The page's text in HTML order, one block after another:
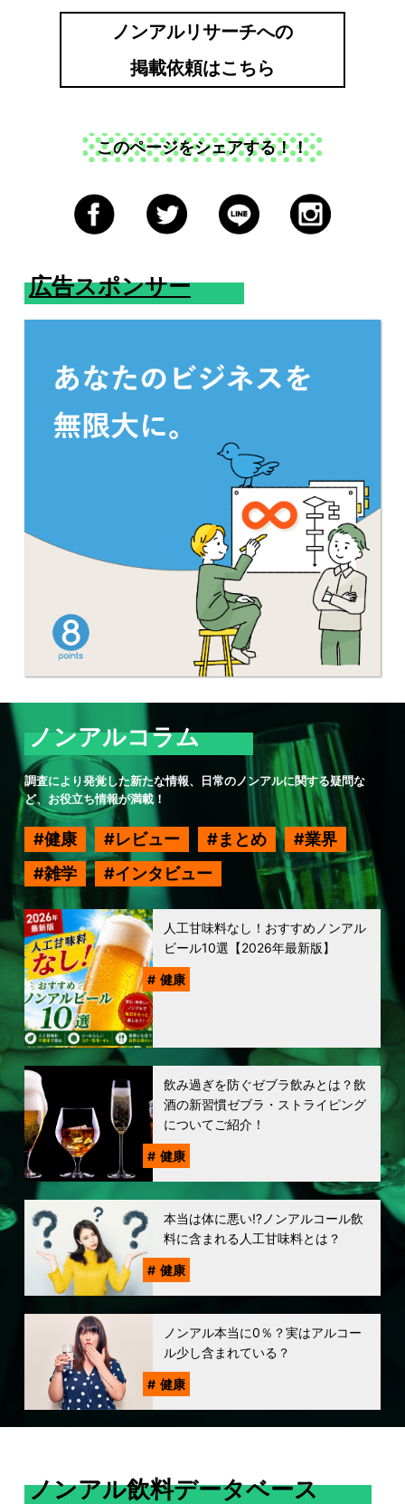
ノンアルリサーチへの
掲載依頼はこちら
このページをシェアする！！
広告スポンサー
ノンアルコラム
調査により発覚した新たな情報、日常のノンアルに関する疑問な
ど、お役立ち情報が満載！
健康 レビュー まとめ
業界
雑学
インタビュー
人工甘味料なし！おすすめノンアル
ビール10選【2026年最新版】
健康
飲み過ぎを防ぐゼブラ飲みとは？飲
酒の新習慣ゼブラ・ストライピング
についてご紹介！
健康
本当は体に悪い!?ノンアルコール飲
料に含まれる人工甘味料とは？
健康
ノンアル本当に0％？実はアルコー
ル少し含まれている？
健康
ノンアル飲料データベース